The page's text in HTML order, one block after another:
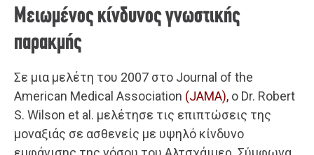
Μειωμένος κίνδυνος γνωστικής
παρακμής
Σε μια μελέτη του 2007 στο Journal of the
American Medical Association (JAMA), ο Dr. Robert
S. Wilson et al. μελέτησε τις επιπτώσεις της
μοναξιάς σε ασθενείς με υψηλό κίνδυνο